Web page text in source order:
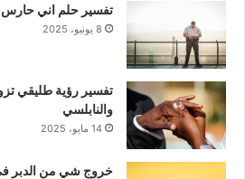
تفسير حلم اني
8 يونيو، 2025
تفسير رؤية طليقي
والنابلسي
14 مايو، 2025
خروج شي من الدبر في